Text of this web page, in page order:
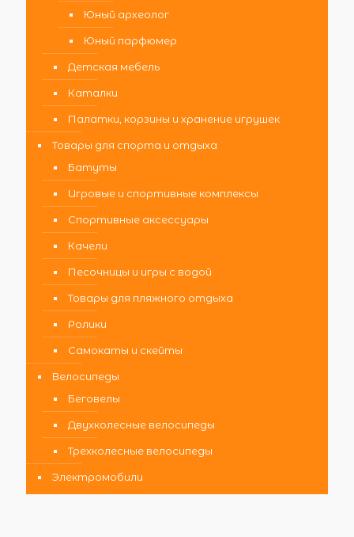
Юный археолог
Юный парфюмер
Детская мебель
Каталки
Палатки, корзины и хранение игрушек
Товары для спорта и отдыха
Батуты
Игровые и спортивные комплексы
Спортивные аксессуары
Качели
Песочницы и игры с водой
Товары для пляжного отдыха
Ролики
Самокаты и скейты
Велосипеды
Беговелы
Двухколесные велосипеды
Трехколесные велосипеды
Электромобили